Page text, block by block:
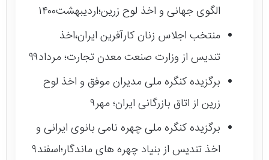
الگوی جهانی و اخذ لوح زرین؛اردیبهشت۱۴۰۰
منتخب اجلاس زنان کارآفرین ایران،اخذ
تندیس از وزارت صنعت معدن تجارت؛ مرداد۹۹
برگزیده کنگره ملی مدیران موفق و اخذ لوح
زرین از اتاق بازرگانی ایران؛ مهر۹
برگزیده کنگره ملی چهره نامی بانوی ایرانی و
اخذ تندیس از بنیاد چهره های ماندگار؛اسفند۹